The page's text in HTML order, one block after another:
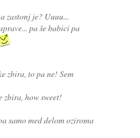
zastonj je? Uuuu...
pa še babici pa
zbira, to pa ne! Sem
how sweet!
samo med delom oziroma